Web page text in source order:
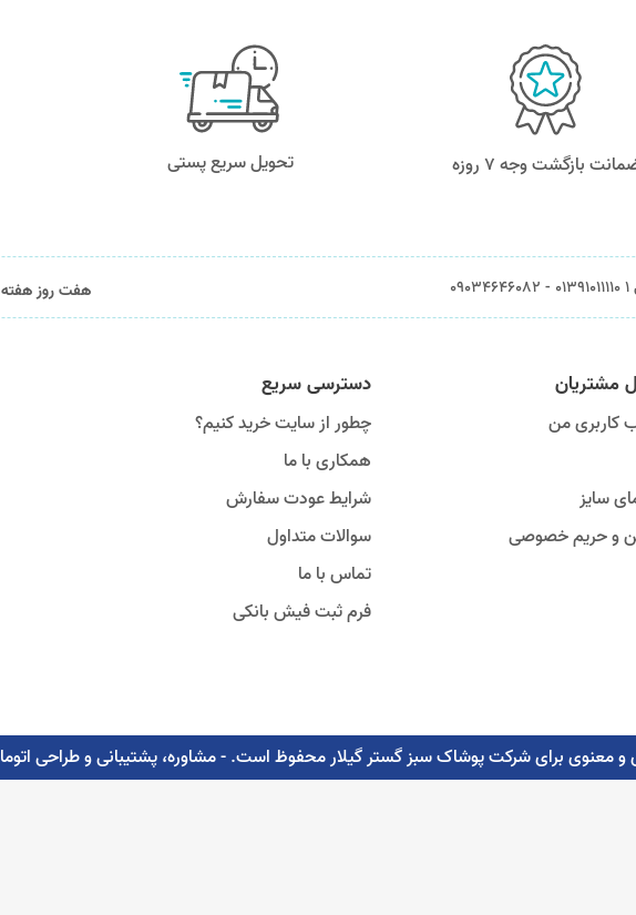
بازگشت وجه ۷ روزه تحویل سریع پستی
هفت روز هفته 8 ساعت در روز پاسخگو شما هستیم
مشتریان
کاربری من
سایز
و حریم خصوصی
دسترسی سریع
چطور از سایت خرید کنیم؟
همکاری با ما
شرایط عودت سفارش
سوالات متداول
تماس با ما
فرم ثبت فیش بانکی